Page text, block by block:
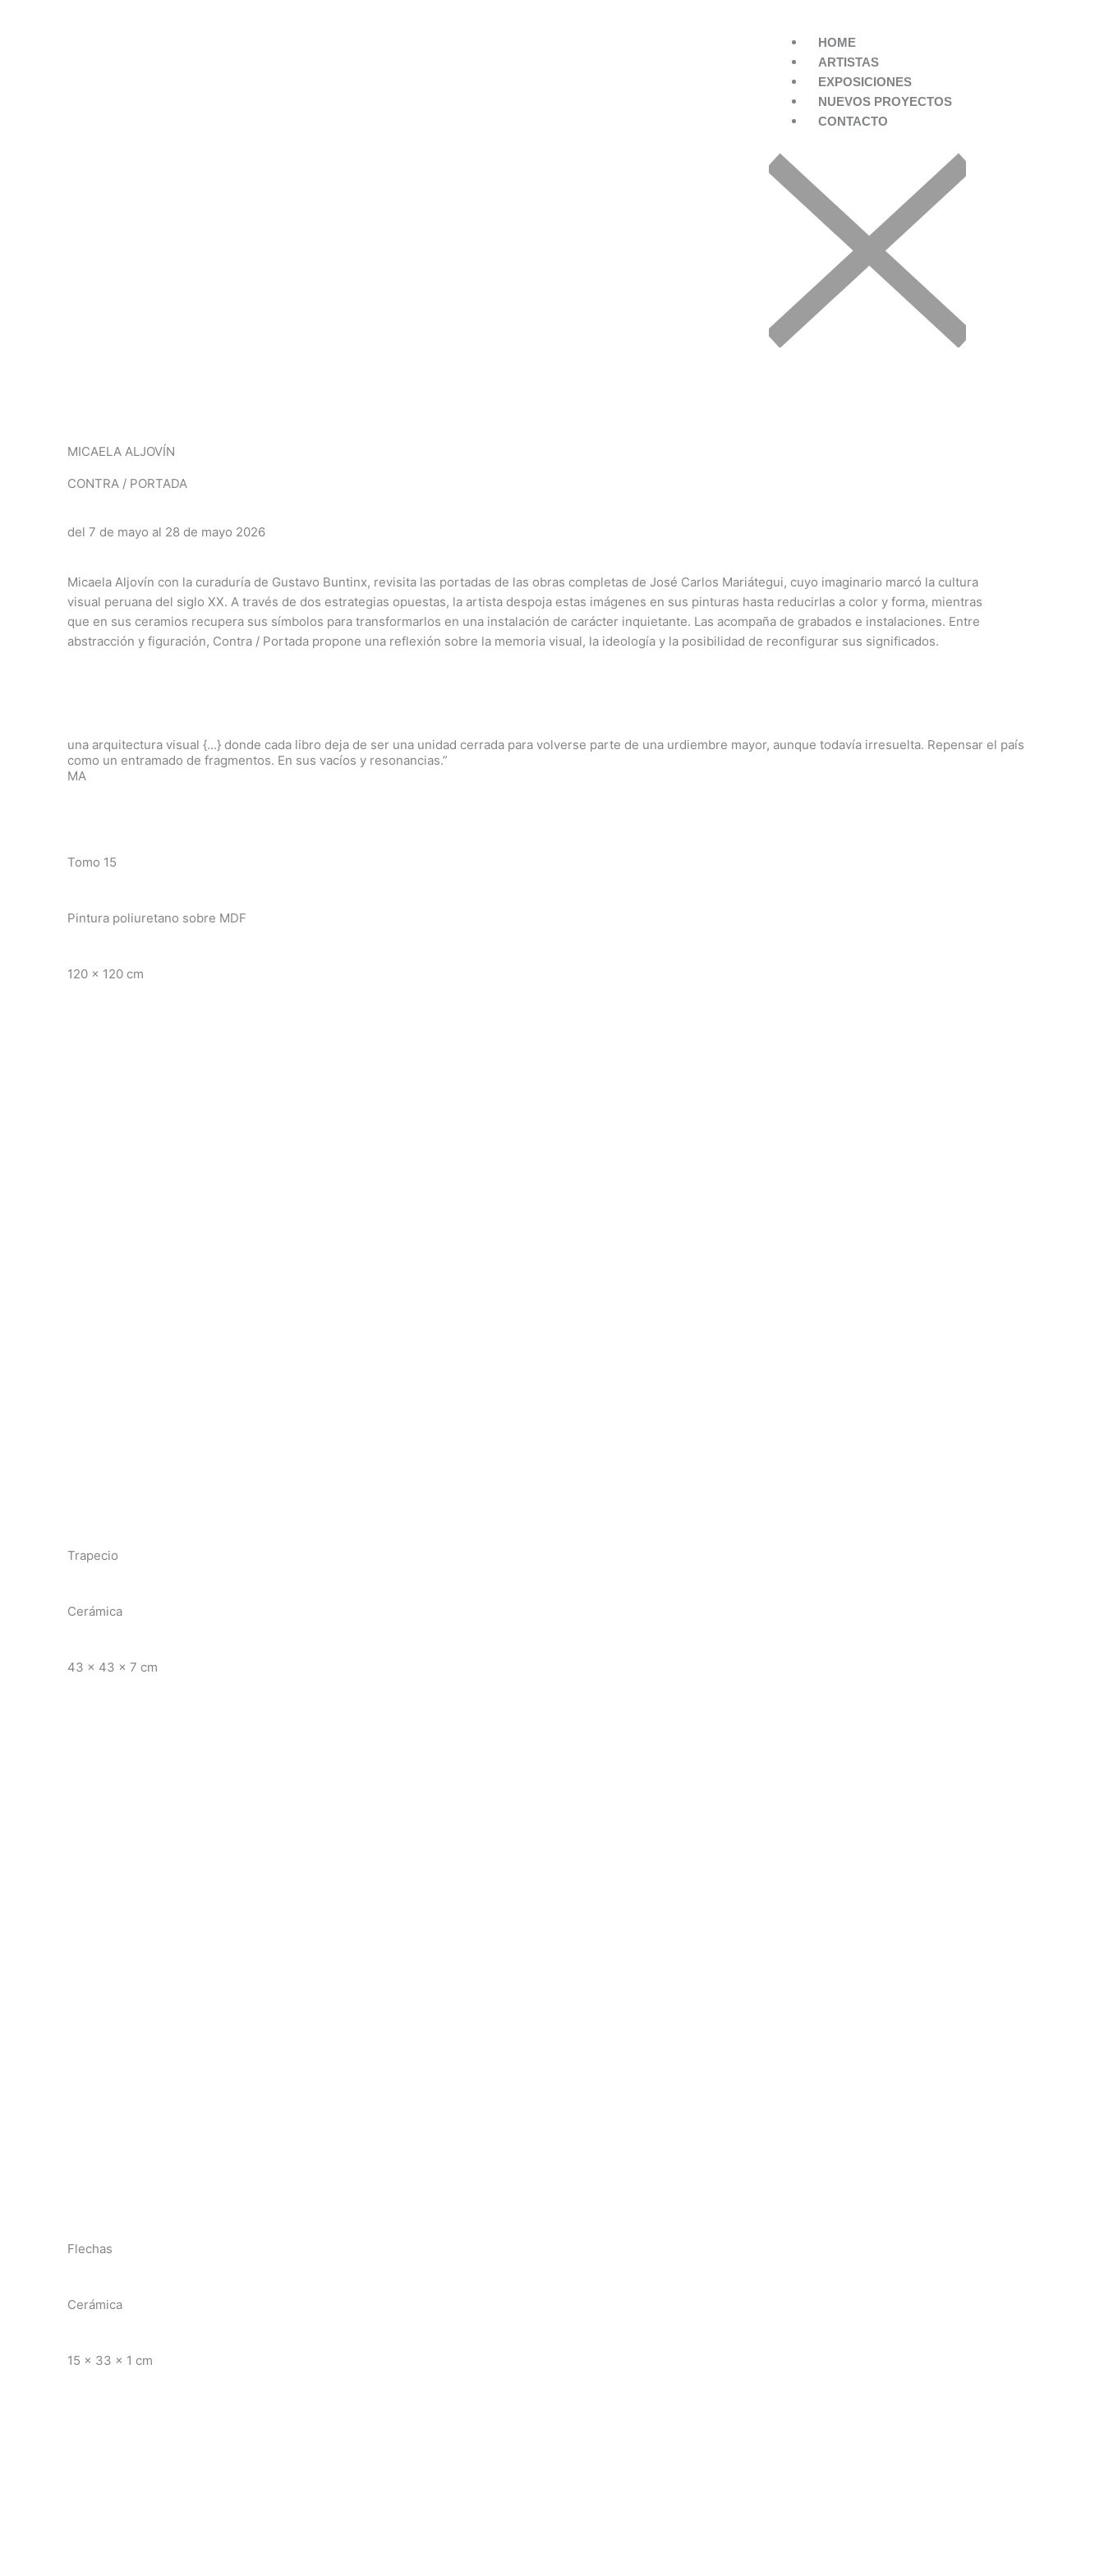
HOME
ARTISTAS
EXPOSICIONES
NUEVOS PROYECTOS
CONTACTO
MICAELA ALJOVÍN
CONTRA / PORTADA
del 7 de mayo al 28 de mayo 2026
Micaela Aljovín con la curaduría de Gustavo Buntinx, revisita las portadas de las obras completas de José Carlos Mariátegui, cuyo imaginario marcó la cultura
visual peruana del siglo XX. A través de dos estrategias opuestas, la artista despoja estas imágenes en sus pinturas hasta reducirlas a color y forma, mientras
que en sus ceramios recupera sus símbolos para transformarlos en una instalación de carácter inquietante. Las acompaña de grabados e instalaciones. Entre
abstracción y figuración, Contra / Portada propone una reflexión sobre la memoria visual, la ideología y la posibilidad de reconfigurar sus significados.
una arquitectura visual {...} donde cada libro deja de ser una unidad cerrada para volverse parte de una urdiembre mayor, aunque todavía irresuelta. Repensar el país
como un entramado de fragmentos. En sus vacíos y resonancias.”
MA
Tomo 15
Pintura poliuretano sobre MDF
120 x 120 cm
Trapecio
Cerámica
43 x 43 x 7 cm
Flechas
Cerámica
15 x 33 x 1 cm